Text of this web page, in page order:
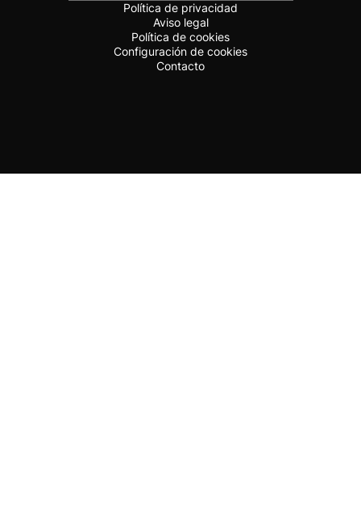
Política de privacidad
Aviso legal
Política de cookies
Configuración de cookies
Contacto